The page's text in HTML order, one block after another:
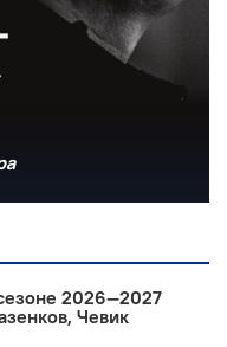
2026—2027
Чевик